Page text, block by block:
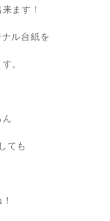
ます！
ル台紙を
。
ても